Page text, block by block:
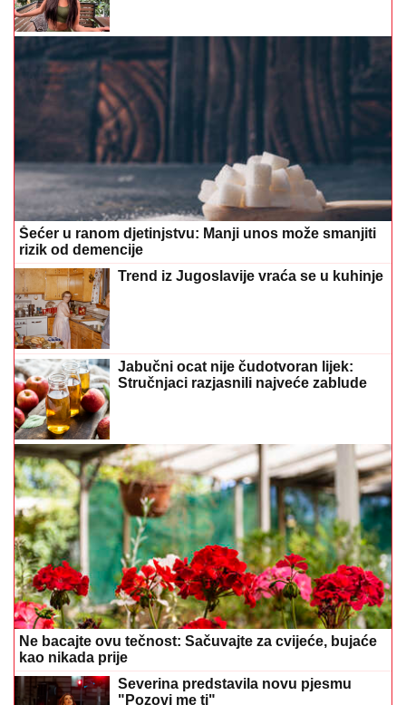
Šećer u ranom djetinjstvu: Manji unos može smanjiti
rizik od demencije
Trend iz Jugoslavije vraća se u kuhinje
Jabučni ocat nije čudotvoran lijek:
Stručnjaci razjasnili najveće zablude
Ne bacajte ovu tečnost: Sačuvajte za cvijeće, bujaće
kao nikada prije
Severina predstavila novu pjesmu
"Pozovi me ti"